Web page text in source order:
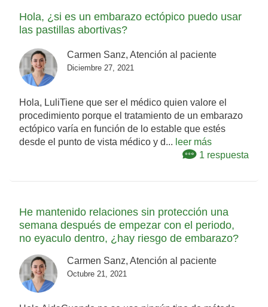
Hola, ¿si es un embarazo ectópico puedo usar
las pastillas abortivas?
Carmen Sanz, Atención al paciente
Diciembre 27, 2021
Hola, LuliTiene que ser el médico quien valore el
procedimiento porque el tratamiento de un embarazo
ectópico varía en función de lo estable que estés
desde el punto de vista médico y d... leer más
1 respuesta
He mantenido relaciones sin protección una
semana después de empezar con el periodo,
no eyaculo dentro, ¿hay riesgo de embarazo?
Carmen Sanz, Atención al paciente
Octubre 21, 2021